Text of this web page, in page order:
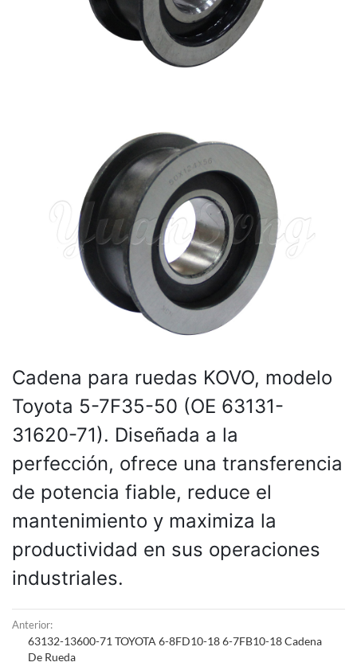
Cadena para ruedas KOVO, modelo
Toyota 5-7F35-50 (OE 63131-
31620-71). Diseñada a la
perfección, ofrece una transferencia
de potencia fiable, reduce el
mantenimiento y maximiza la
productividad en sus operaciones
industriales.
Anterior:
63132-13600-71 TOYOTA 6-8FD10-18 6-7FB10-18 Cadena
De Rueda